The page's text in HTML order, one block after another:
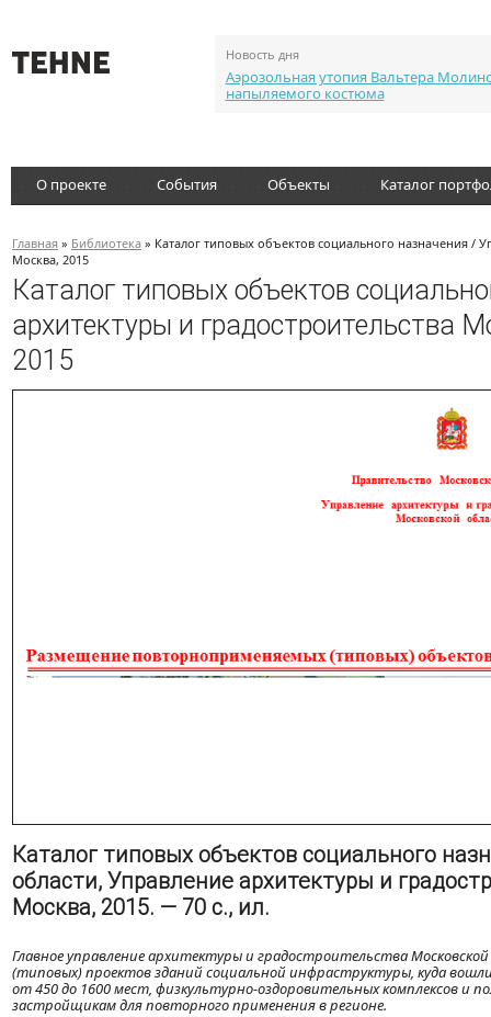
Новость дня
Аэрозольная утопия Вальтера
напыляемого костюма
О проекте События Объекты Каталог
Главная » Библиотека » Каталог типовых объектов социального назначения /
Москва, 2015
Каталог типовых объектов
архитектуры и градостроительства
2015
Каталог типовых объектов социального
области, Управление архитектуры и
Москва, 2015. — 70 с., ил.
Главное управление архитектуры и градостроительства
(типовых) проектов зданий социальной инфраструктуры, куда
от 450 до 1600 мест, физкультурно-оздоровительных комплексов и
застройщикам для повторного применения в регионе.